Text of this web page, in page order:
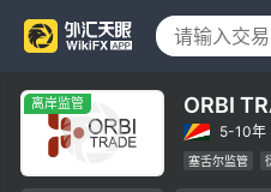
离岸监管 ORBI
5-10年
塞舌尔监管
区域性交易商
0
1
5
6
7
3
4
5